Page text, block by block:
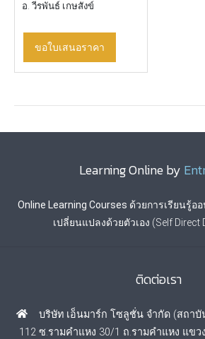
อ. วีรพันธ์ เกษสังข์
ขอใบเสนอราคา
Learning Online by
Online Learning Courses ด้วยการเรียนรู้อ
เปลี่ยนแปลงด้วยตัวเอง (Self Direct
ติดต่อเรา
บริษัท เอ็นมาร์ก โซลูชั่น จำกัด (สถาบั
112 ซ.รามคำแหง 30/1 ถ.รามคำแหง แขว